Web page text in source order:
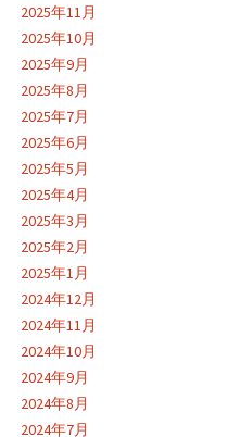
2025年11月
2025年10月
2025年9月
2025年8月
2025年7月
2025年6月
2025年5月
2025年4月
2025年3月
2025年2月
2025年1月
2024年12月
2024年11月
2024年10月
2024年9月
2024年8月
2024年7月